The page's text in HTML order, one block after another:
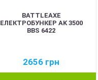
BATTLEAXE
ЕЛЕКТРОБУНКЕР AK 3500
BBS 6422
2656 грн